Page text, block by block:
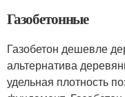
Газобетонные
Газобетон дешевле
альтернатива
удельная плотность